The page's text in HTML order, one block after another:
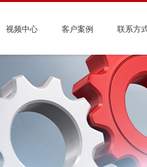
视频中心 客户案例 联系方